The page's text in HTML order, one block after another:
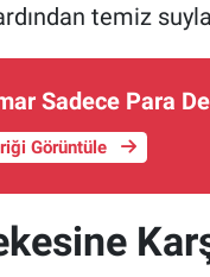
temiz
Sadece Para
Görüntüle